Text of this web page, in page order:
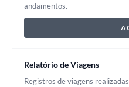
andamentos.
Relatório de Viagens
Registros de viagens